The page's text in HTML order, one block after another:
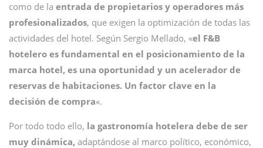
como de la entrada de propietarios y operadores más
profesionalizados, que exigen la optimización de todas las
actividades del hotel. Según Sergio Mellado, «el F&B
hotelero es fundamental en el posicionamiento de la
marca hotel, es una oportunidad y un acelerador de
reservas de habitaciones. Un factor clave en la
decisión de compra«.
Por todo todo ello, la gastronomía hotelera debe de ser
muy dinámica, adaptándose al marco político, económico,